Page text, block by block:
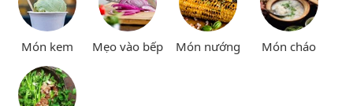
Món kem Mẹo vào bếp Món nướng Món cháo